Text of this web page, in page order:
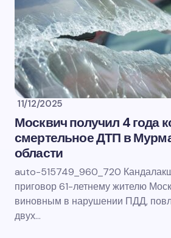
11/12/2025
Москвич получил 4 года
смертельное ДТП в
области
auto-515749_960_720
приговор 61-летнему жителю
виновным в нарушении ПДД,
двух…